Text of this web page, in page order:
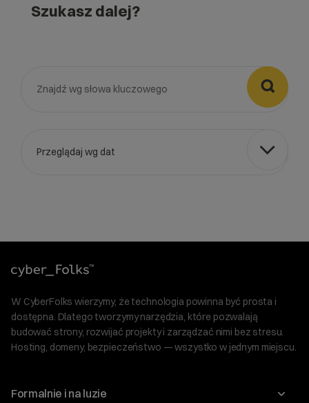
Szukasz dalej?

Przeglądaj wg dat
W CyberFolks wierzymy, że technologia powinna być prosta i
dostępna. Dlatego tworzymy narzędzia, które pozwalają
budować strony, rozwijać projekty i zarządzać nimi bez stresu.
Hosting, domeny, bezpieczeństwo — wszystko w jednym miejscu.
Formalnie i na luzie